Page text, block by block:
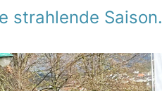
strah­lende Saison.